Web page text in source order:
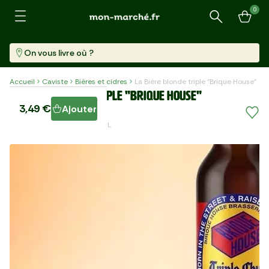
Recherche
0
On vous livre où ?
Accueil Caviste Bières et cidres La Bière blonde triple "Brique House"
La Bière blonde triple "Brique House"
10,58 €/l
3,49 € Ajouter